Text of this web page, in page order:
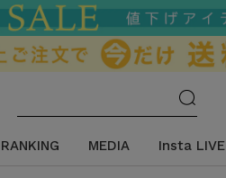
RANKING MEDIA Insta LIVE